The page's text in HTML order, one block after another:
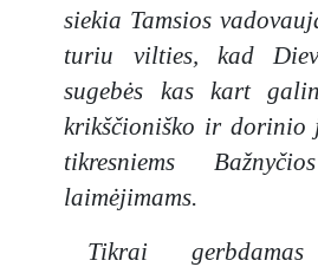
keturiomis
mis, kurias,
įsitikinimu,
reikia
priimti
visiškai
siekia Tamsios
turiu vilties, kad
sugebės kas kart
krikščioniško ir dorinio
tikresniems
laimėjimams.
Tikrai gerbdamas